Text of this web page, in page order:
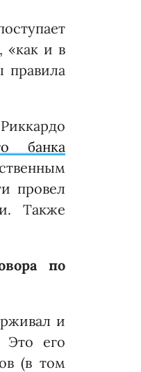
«как и в
правила
банка
провел
Также
по
и
Это его
(в том